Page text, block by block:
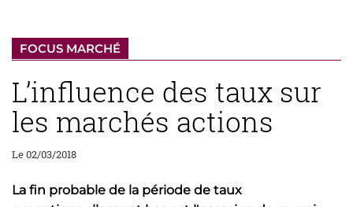
FOCUS MARCHÉ
L’influence des taux sur
les marchés actions
Le 02/03/2018
La fin probable de la période de taux